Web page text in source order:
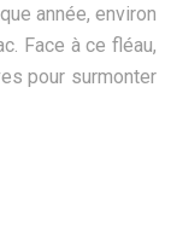
année, environ
Face à ce fléau,
pour surmonter